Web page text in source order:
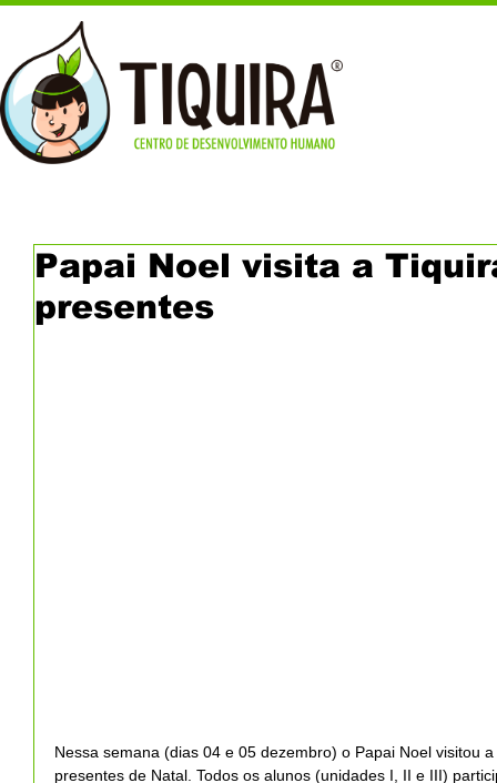
Papai Noel visita a
presentes
Nessa semana (dias 04 e 05 dezembro) o Papai Noel visitou
presentes de Natal. Todos os alunos (unidades I, II e III)